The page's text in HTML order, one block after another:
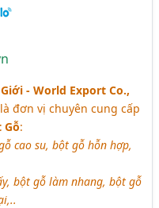
- World Export Co.,
đơn vị chuyên cung cấp
Gỗ:
cao su, bột gỗ hỗn hợp,
bột gỗ làm nhang, bột gỗ